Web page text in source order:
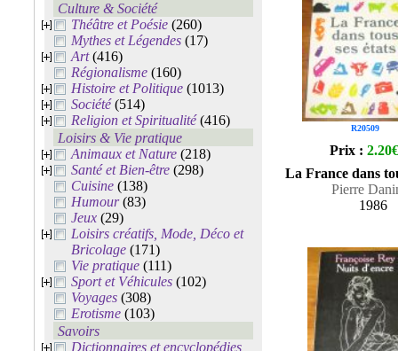
Culture & Société
Théâtre et Poésie (260)
Mythes et Légendes (17)
Art(416)
Régionalisme (160)
Histoire et Politique (1013)
Société(514)
Religion et Spiritualité(416)
Loisirs & Vie pratique
Animaux et Nature (218)
Santé et Bien-être (298)
Cuisine (138)
Humour(83)
Jeux (29)
Loisirs créatifs, Mode, Déco et
Bricolage (171)
Vie pratique (111)
Sport et Véhicules (102)
Voyages (308)
Erotisme (103)
Savoirs
Dictionnaires et encyclopédies
R20509
Prix : 2.20€
La France dans
Pierre
1986